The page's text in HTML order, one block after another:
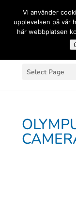
Select Page
Vi använder
upplevelsen på vår
här webbplatsen